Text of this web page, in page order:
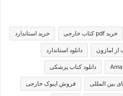
خرید pdf کتاب خارجی خرید استاندارد
از امازون دانلود استاندارد
دانلود کتاب پزشکی
بین المللی فروش ایبوک خارجی